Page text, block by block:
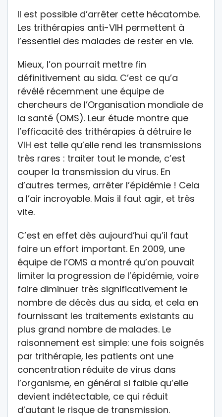
Il est possible d’arrêter cette hécatombe.
Les trithérapies anti-VIH permettent à
l’essentiel des malades de rester en vie.
Mieux, l’on pourrait mettre fin
définitivement au sida. C’est ce qu’a
révélé récemment une équipe de
chercheurs de l’Organisation mondiale de
la santé (OMS). Leur étude montre que
l’efficacité des trithérapies à détruire le
VIH est telle qu’elle rend les transmissions
très rares : traiter tout le monde, c’est
couper la transmission du virus. En
d’autres termes, arrêter l’épidémie ! Cela
a l’air incroyable. Mais il faut agir, et très
vite.
C’est en effet dès aujourd’hui qu’il faut
faire un effort important. En 2009, une
équipe de l’OMS a montré qu’on pouvait
limiter la progression de l’épidémie, voire
faire diminuer très significativement le
nombre de décès dus au sida, et cela en
fournissant les traitements existants au
plus grand nombre de malades. Le
raisonnement est simple: une fois soignés
par trithérapie, les patients ont une
concentration réduite de virus dans
l’organisme, en général si faible qu’elle
devient indétectable, ce qui réduit
d’autant le risque de transmission.